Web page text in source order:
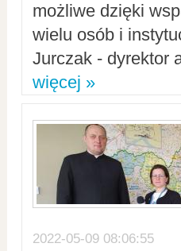
możliwe dzięki
wielu osób i
Jurczak - dyrektor
więcej »
2022-05-09 08:06:55